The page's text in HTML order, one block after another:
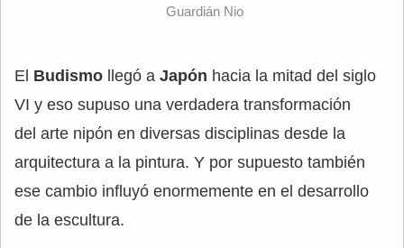
Guardián Nio
El Budismo llegó a Japón hacia la mitad del siglo
VI y eso supuso una verdadera transformación
del arte nipón en diversas disciplinas desde la
arquitectura a la pintura. Y por supuesto también
ese cambio influyó enormemente en el desarrollo
de la escultura.